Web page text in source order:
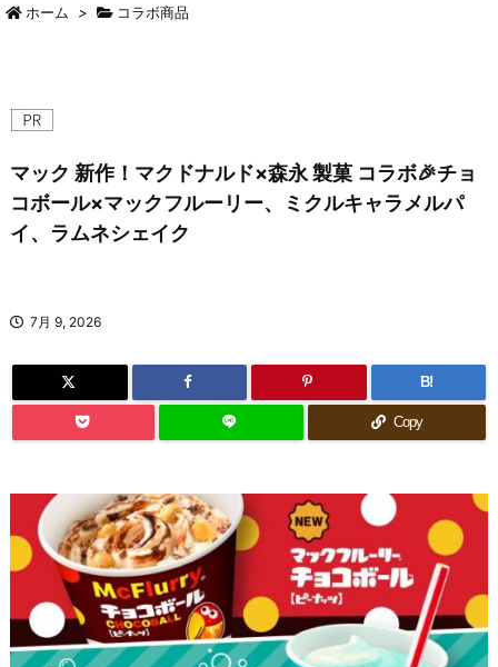
ホーム > コラボ商品
マック 新作！マクドナルド×森永 製菓 コラボ🎉チョ
コボール×マックフルーリー、ミクルキャラメルパ
イ、ラムネシェイク
7月 9, 2026
B!
Copy